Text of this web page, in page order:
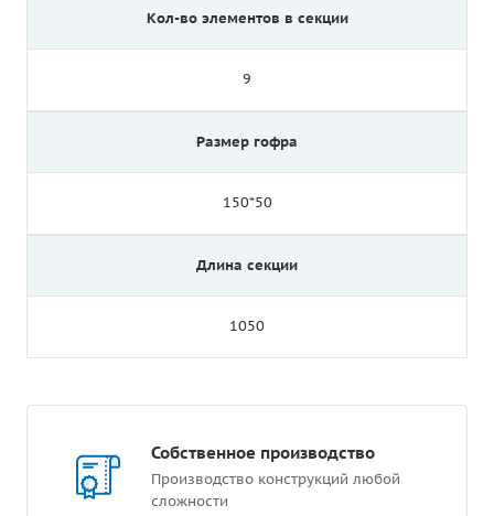
Кол-во элементов в секции
9
Размер гофра
150*50
Длина секции
1050
Собственное производство
Производство конструкций любой
сложности